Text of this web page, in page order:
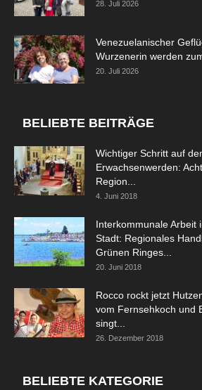
28. Juli 2026
Venezuelanischer
Wurzenerin werden
20. Juli 2026
BELIEBTE BEITRÄGE
Wichtiger Schritt auf
Erwachsenwerden:
Region...
4. Juni 2018
Interkommunale Arbeit
Stadt: Regionales
Grünen Ringes...
20. Juni 2018
Rocco rockt jetzt
vom Fernsehkoch und
singt...
26. Dezember 2018
BELIEBTE KATEGORIE